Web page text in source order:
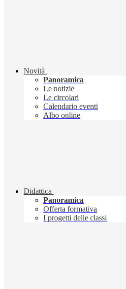
Novità
Panoramica
Le notizie
Le circolari
Calendario eventi
Albo online
Didattica
Panoramica
Offerta formativa
I progetti delle classi